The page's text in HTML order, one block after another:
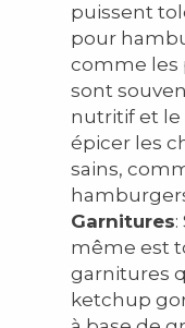
puissent
pour
comme les
sont
nutritif et le
épicer les
sains,
Garnitures
même est
garnitures
ketchup